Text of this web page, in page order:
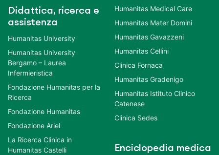
Didattica, ricerca e
assistenza
Humanitas University
Humanitas University
Bergamo – Laurea
Infermieristica
Fondazione Humanitas per la
Ricerca
Fondazione Humanitas
Fondazione Ariel
La Ricerca Clinica in
Humanitas Castelli
Humanitas Medical Care
Humanitas Mater Domini
Humanitas Gavazzeni
Humanitas Cellini
Clinica Fornaca
Humanitas Gradenigo
Humanitas Istituto Clinico
Catenese
Clinica Sedes
Enciclopedia medica